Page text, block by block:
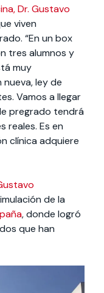
Dr. Gustavo
viven
“En un box
tres alumnos y
muy
ley de
Vamos a llegar
pregrado tendrá
reales. Es en
clínica adquiere
de la
, donde logró
que han